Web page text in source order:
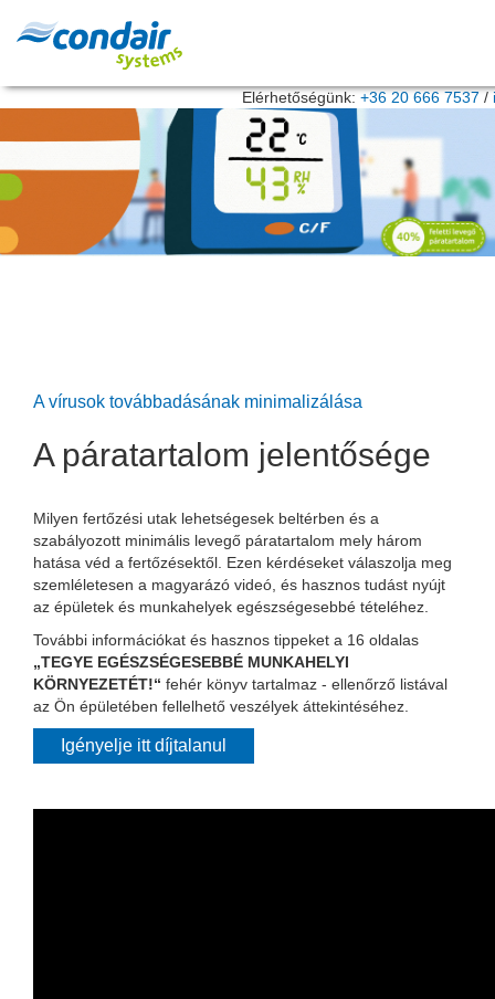
Elérhetőségünk: +36 20 666 7537 /
A vírusok továbbadásának minimalizálása
A páratartalom jelentősége
Milyen fertőzési utak lehetségesek beltérben és a
szabályozott minimális levegő páratartalom mely három
hatása véd a fertőzésektől. Ezen kérdéseket válaszolja meg
szemléletesen a magyarázó videó, és hasznos tudást nyújt
az épületek és munkahelyek egészségesebbé tételéhez.
További információkat és hasznos tippeket a 16 oldalas
„TEGYE EGÉSZSÉGESEBBÉ MUNKAHELYI
KÖRNYEZETÉT!“ fehér könyv tartalmaz - ellenőrző listával
az Ön épületében fellelhető veszélyek áttekintéséhez.
Igényelje itt díjtalanul